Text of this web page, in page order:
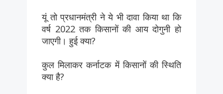
यूं तो प्रधानमंत्री ने ये भी दावा किया था कि
वर्ष 2022 तक किसानों की आय दोगुनी हो
जाएगी। हुई क्या?
कुल मिलाकर कर्नाटक में किसानों की स्थिति
क्या है?